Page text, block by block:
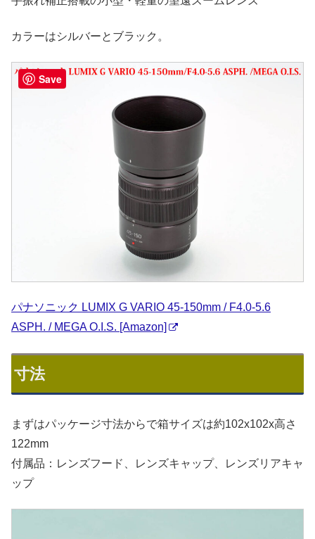
カラーはシルバーとブラック。
パナソニック LUMIX G VARIO 45-150mm / F4.0-5.6
ASPH. / MEGA O.I.S. [Amazon]
寸法
まずはパッケージ寸法からで箱サイズは約102x102x高さ
122mm
付属品：レンズフード、レンズキャップ、レンズリアキャ
ップ
Save